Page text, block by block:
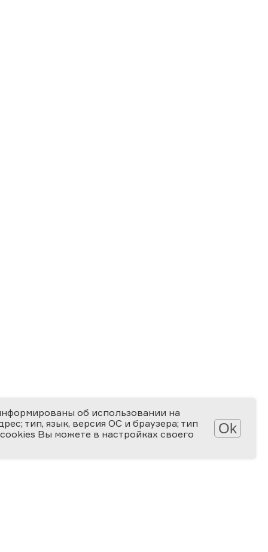
об использовании на
тип, язык, версия ОС и браузера; тип
Вы можете в настройках своего
Ok